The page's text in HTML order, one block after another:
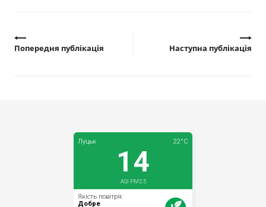
Попередня публікація Наступна публікація